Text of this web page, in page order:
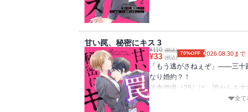
きだけど」トラウマを抱えたイ
社内溺愛ラブストーリー。
甘い罠、秘密にキス 3
¥110 (税込)
¥33 (税込)
70%OFF 2026.08.30まで
「もう逃がさねぇぞ」――三十
なり婚約？！
佐倉伊織（29）は、誰からも
女にモテまくる。過去に異性全て